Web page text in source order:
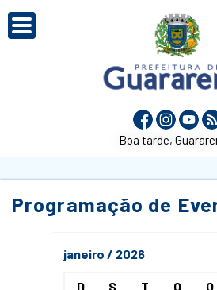
Boa tarde,
Programação de
janeiro / 2026
D S T Q Q